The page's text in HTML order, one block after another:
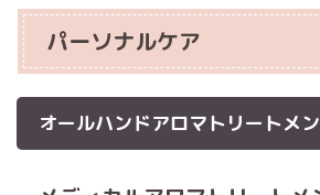
パーソナルケア
オールハンドアロマトリートメ